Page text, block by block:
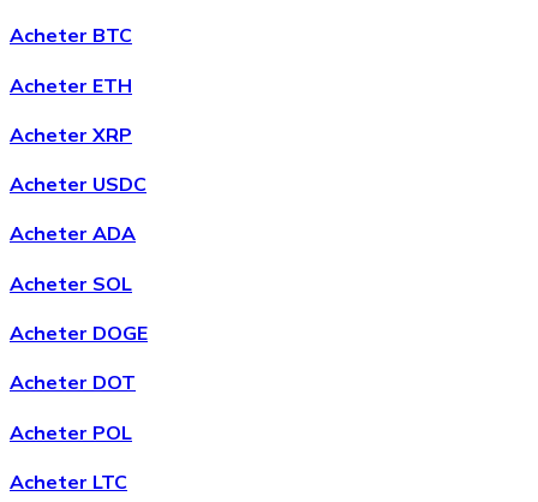
AcheterChainlink
AcheterWrapped Bitcoin
WBTC
Acheter BTC
Acheter ETH
Acheter XRP
Acheter USDC
Acheter ADA
Acheter SOL
Acheter DOGE
Acheter DOT
Acheter POL
Acheter LTC